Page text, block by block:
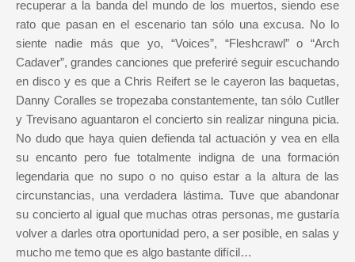
recuperar a la banda del mundo de los muertos, siendo ese
rato que pasan en el escenario tan sólo una excusa. No lo
siente nadie más que yo, “Voices”, “Fleshcrawl” o “Arch
Cadaver”, grandes canciones que preferiré seguir escuchando
en disco y es que a Chris Reifert se le cayeron las baquetas,
Danny Coralles se tropezaba constantemente, tan sólo Cutller
y Trevisano aguantaron el concierto sin realizar ninguna picia.
No dudo que haya quien defienda tal actuación y vea en ella
su encanto pero fue totalmente indigna de una formación
legendaria que no supo o no quiso estar a la altura de las
circunstancias, una verdadera lástima. Tuve que abandonar
su concierto al igual que muchas otras personas, me gustaría
volver a darles otra oportunidad pero, a ser posible, en salas y
mucho me temo que es algo bastante difícil…